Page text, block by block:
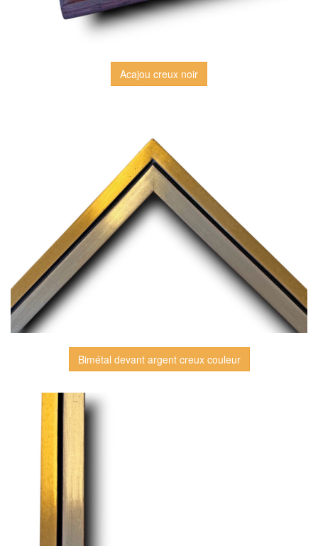
Acajou creux noir
Bimétal devant argent creux couleur